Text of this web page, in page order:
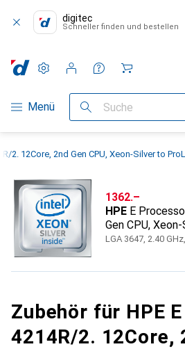
digitec
Schneller finden und bestellen
Navigation nach Kategorien
Menü Suche
Einstellungen
Kundenkonto
Vergleichslisten
Merklisten
Warenkorb
2. 12Core, 2nd Gen CPU, Xeon-Silver to
CHF
1362.–
HPE E
Gen CPU,
DL360 G10
LGA 3647, 2.40
Zubehör für HPE
4214R/2. 12Core,